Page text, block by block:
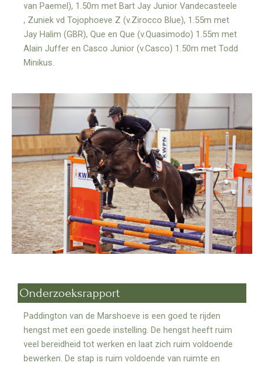
van Paemel), 1.50m met Bart Jay Junior Vandecasteele
, Zuniek vd Tojophoeve Z (v.Zirocco Blue), 1.55m met
Jay Halim (GBR), Que en Que (v.Quasimodo) 1.55m met
Alain Juffer en Casco Junior (v.Casco) 1.50m met Todd
Minikus.
Onderzoeksrapport
Paddington van de Marshoeve is een goed te rijden
hengst met een goede instelling. De hengst heeft ruim
veel bereidheid tot werken en laat zich ruim voldoende
bewerken. De stap is ruim voldoende van ruimte en